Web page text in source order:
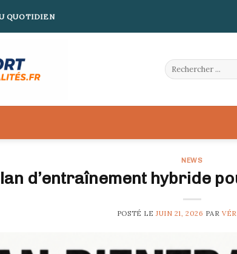
QUOTIDIEN
NEWS
d’entraînement hybride
POSTÉ LE JUIN 21, 2026 PAR